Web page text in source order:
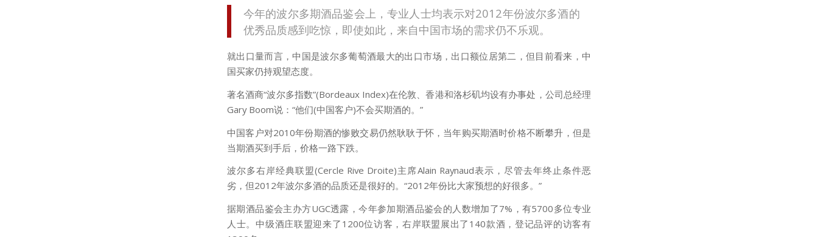
今年的波尔多期酒品鉴会上，专业人士均表示对2012年份波尔多酒的
优秀品质感到吃惊，即使如此，来自中国市场的需求仍不乐观。
就出口量而言，中国是波尔多葡萄酒最大的出口市场，出口额位居第二，但目前看来，中
国买家仍持观望态度。
著名酒商“波尔多指数”(Bordeaux Index)在伦敦、香港和洛杉矶均设有办事处，公司总经理
Gary Boom说：“他们(中国客户)不会买期酒的。”
中国客户对2010年份期酒的惨败交易仍然耿耿于怀，当年购买期酒时价格不断攀升，但是
当期酒买到手后，价格一路下跌。
波尔多右岸经典联盟(Cercle Rive Droite)主席Alain Raynaud表示，尽管去年终止条件恶
劣，但2012年波尔多酒的品质还是很好的。“2012年份比大家预想的好很多。”
据期酒品鉴会主办方UGC透露，今年参加期酒品鉴会的人数增加了7%，有5700多位专业
人士。中级酒庄联盟迎来了1200位访客，右岸联盟展出了140款酒，登记品评的访客有